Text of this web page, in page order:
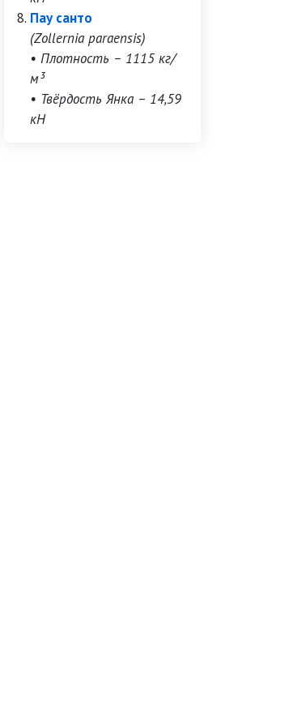
Пау санто
(Zollernia paraensis)
• Плотность – 1115 кг/
м³
• Твёрдость Янка – 14,59
кН